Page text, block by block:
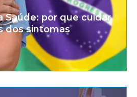
Saúde: por que cuidar
dos sintomas